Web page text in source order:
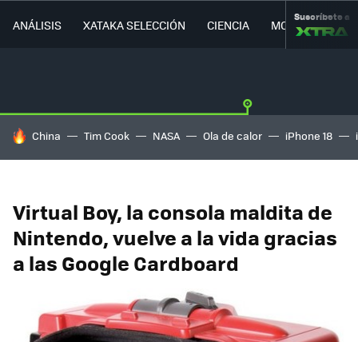
ANÁLISIS XATAKA SELECCIÓN CIENCIA MOVILIDAD
Suscríbete a
HOY SE HABLA DE
China Tim Cook NASA Ola de calor iPhone 18
Virtual Boy, la consola maldita de
Nintendo, vuelve a la vida gracias
a las Google Cardboard